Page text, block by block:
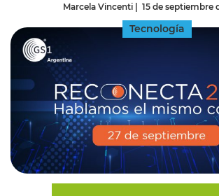
Marcela Vincenti | 15 de septiembre
Tecnología